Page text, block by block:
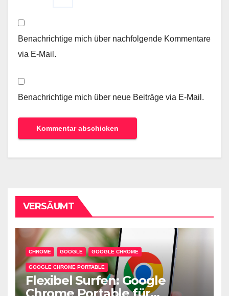
Benachrichtige mich über nachfolgende Kommentare
via E-Mail.
Benachrichtige mich über neue Beiträge via E-Mail.
VERSÄUMT
CHROME GOOGLE GOOGLE CHROME
GOOGLE CHROME PORTABLE
Flexibel Surfen: Google